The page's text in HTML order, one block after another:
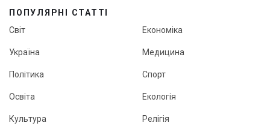
ПОПУЛЯРНІ СТАТТІ
Світ
Україна
Політика
Освіта
Культура
Економіка
Медицина
Спорт
Екологія
Релігія